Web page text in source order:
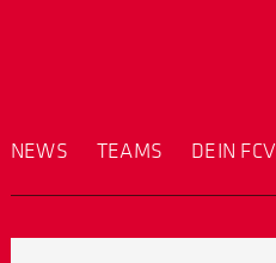
NEWS TEAMS DEIN FCV